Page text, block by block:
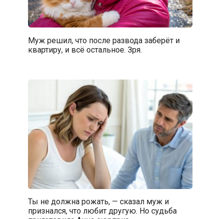
Муж решил, что после развода заберёт и
квартиру, и всё остальное. Зря.
Ты не должна рожать, — сказал муж и
признался, что любит другую. Но судьба